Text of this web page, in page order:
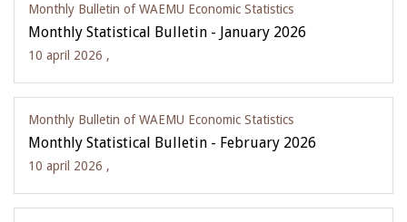
Monthly Bulletin of WAEMU Economic Statistics
Monthly Statistical Bulletin - January 2026
10 april 2026 ,
Monthly Bulletin of WAEMU Economic Statistics
Monthly Statistical Bulletin - February 2026
10 april 2026 ,